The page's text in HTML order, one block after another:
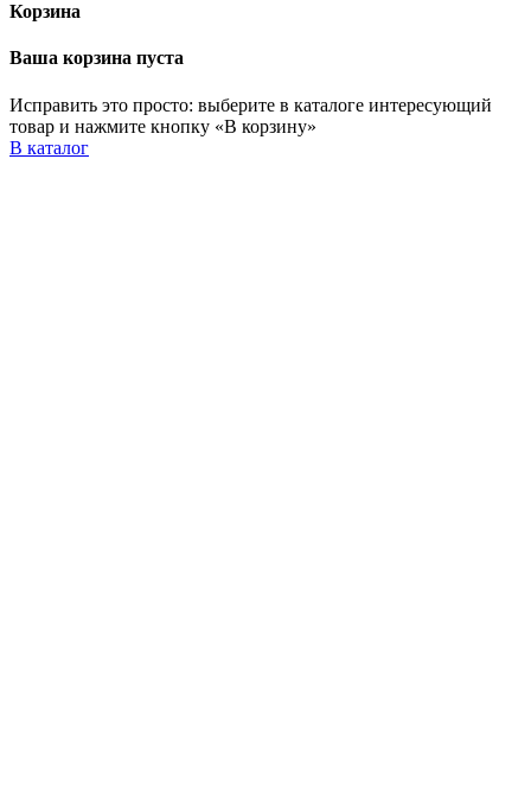
Корзина
Ваша корзина пуста
Исправить это просто: выберите в каталоге интересующий
товар и нажмите кнопку «В корзину»
В каталог